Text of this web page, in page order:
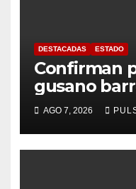
DESTACADAS ESTADO
Confirman
gusano
humano en
AGO 7, 2026